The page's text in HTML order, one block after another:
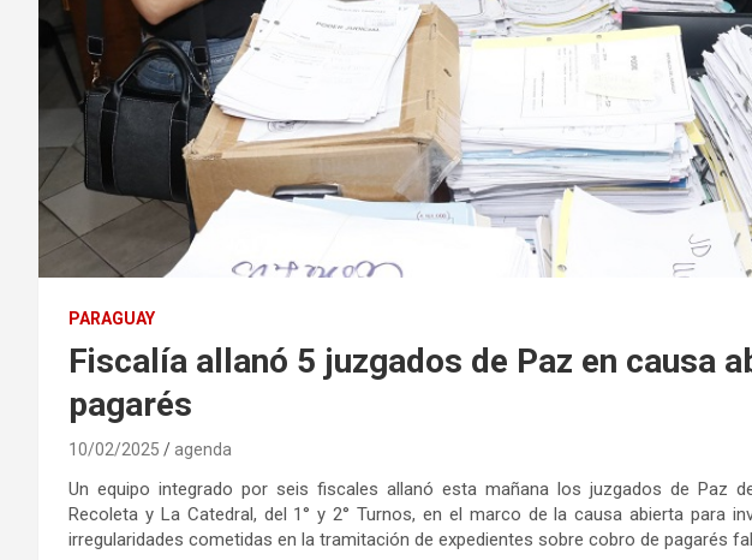
PARAGUAY
Fiscalía allanó 5 juzgados de Paz en causa
pagarés
10/02/2025 agenda
Un equipo integrado por seis fiscales allanó esta mañana los juzgados de Paz
Recoleta y La Catedral, del 1° y 2° Turnos, en el marco de la causa abierta para
irregularidades cometidas en la tramitación de expedientes sobre cobro de pagarés